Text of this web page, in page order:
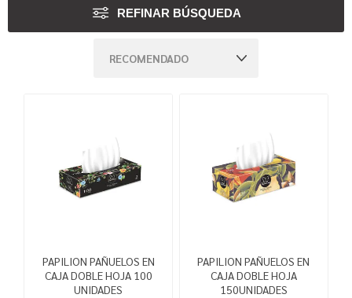
REFINAR BÚSQUEDA
PAPILION PAÑUELOS EN
CAJA DOBLE HOJA 100
UNIDADES
PAPILION PAÑUELOS EN
CAJA DOBLE HOJA
150UNIDADES